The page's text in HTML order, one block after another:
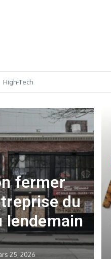
High-Tech
fermer
du
lendemain
25, 2026